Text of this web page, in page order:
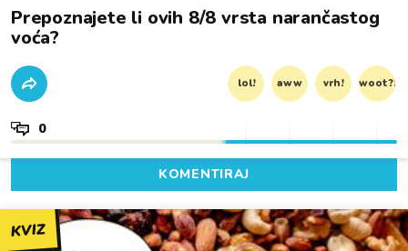
Prepoznajete li ovih 8/8 vrsta narančastog
voća?
lol! aww vrh! woot?!
0
KOMENTIRAJ
KVIZ